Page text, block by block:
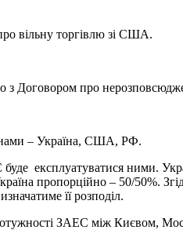
вільну торгівлю зі США.
з Договором про
– Україна, США, РФ.
експлуатуватися ними.
пропорційно – 50/50%.
її розподіл.
ЗАЕС між Києвом,